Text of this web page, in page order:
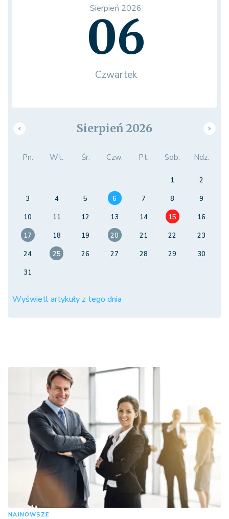
Sierpień 2026
06
Czwartek
Sierpień 2026
Pn. Wt. Śr. Czw. Pt. Sob. Ndz.
1
2
3
4 5 6 7 8
9
10
11 12 13 14 15
16
17
18 19 20 21 22
23
24
25 26 27 28 29
30
31
Wyświetl artykuły z tego dnia
NAJNOWSZE